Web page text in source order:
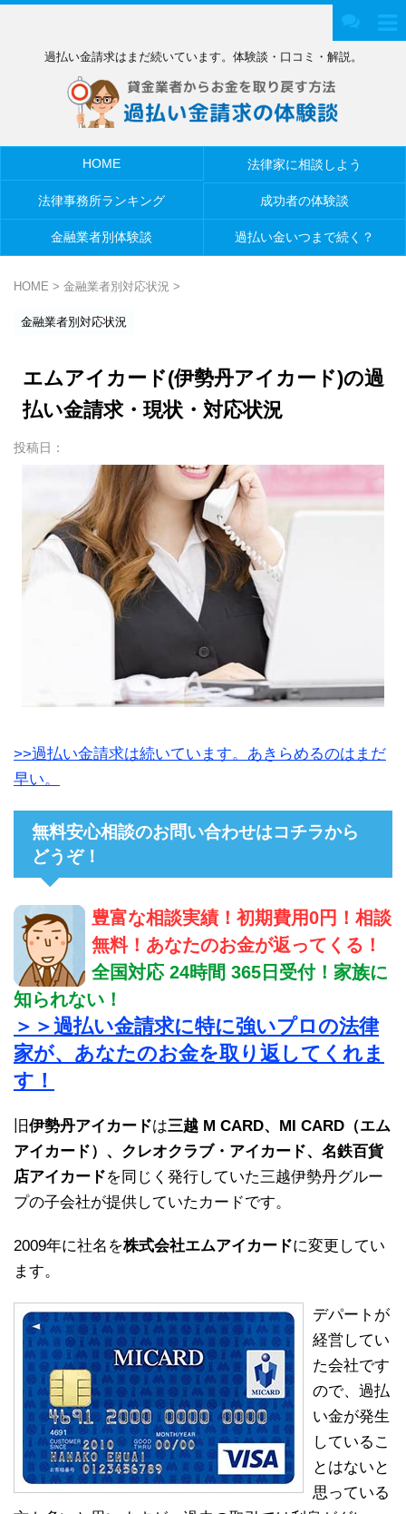
過払い金請求はまだ続いています。体験談・口コミ・解説。
HOME 法律家に相談しよう
法律事務所ランキング 成功者の体験談
金融業者別体験談 過払い金いつまで続く？
HOME > 金融業者別対応状況 >
金融業者別対応状況
エムアイカード(伊勢丹アイカード)の過
払い金請求・現状・対応状況
投稿日：
>>過払い金請求は続いています。あきらめるのはまだ
早い。
無料安心相談のお問い合わせはコチラから
どうぞ！
豊富な相談実績！初期費用0円！相談
無料！あなたのお金が返ってくる！
全国対応 24時間 365日受付！家族に
知られない！
＞＞過払い金請求に特に強いプロの法律
家が、あなたのお金を取り返してくれま
す！
旧伊勢丹アイカードは三越 M CARD、MI CARD（エム
アイカード）、クレオクラブ・アイカード、名鉄百貨
店アイカードを同じく発行していた三越伊勢丹グルー
プの子会社が提供していたカードです。
2009年に社名を株式会社エムアイカードに変更してい
ます。
デパートが
経営してい
た会社です
ので、過払
い金が発生
しているこ
とはないと
思っている